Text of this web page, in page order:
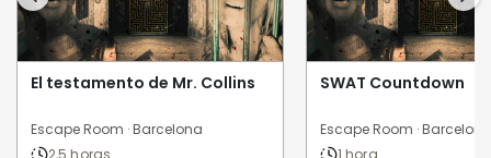
El testamento de Mr. Collins
Escape Room · Barcelona
2,5 horas
SWAT Countdown
Escape Room · Barcelona
1 hora